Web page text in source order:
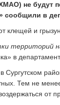
не будут
сообщили в
клещей и
территорий
в
Сургутском
Тем не
от